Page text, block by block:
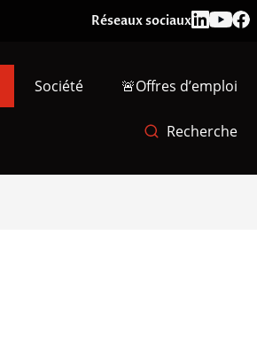
Réseaux sociaux
Société 🚨Offres d’emploi
Recherche